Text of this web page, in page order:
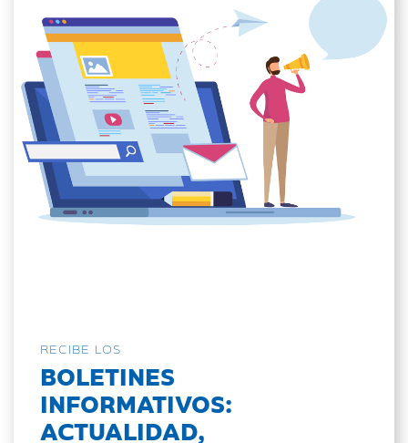
RECIBE LOS
BOLETINES
INFORMATIVOS:
ACTUALIDAD,